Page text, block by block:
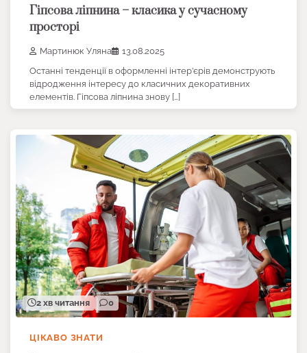
Гіпсова ліпнина – класика у сучасному
просторі
Мартинюк Уляна
13.08.2025
Останні тенденції в оформленні інтер’єрів демонструють
відродження інтересу до класичних декоративних
елементів. Гіпсова ліпнина знову […]
2 хв читання 0
ЦІКАВО ЗНАТИ